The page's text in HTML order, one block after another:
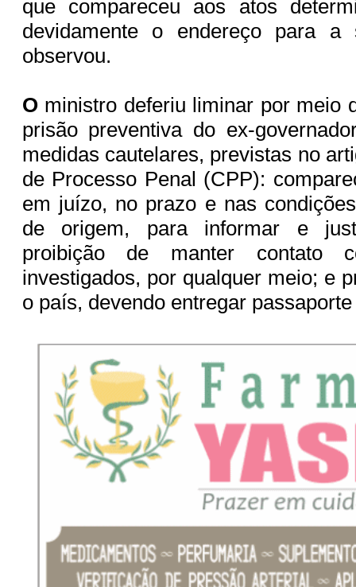
que compareceu aos atos
devidamente o endereço para a
observou.
O ministro deferiu liminar por meio
prisão preventiva do ex-
medidas cautelares, previstas no
de Processo Penal (CPP):
em juízo, no prazo e nas
de origem, para informar e
proibição de manter contato
investigados, por qualquer meio; e
o país, devendo entregar